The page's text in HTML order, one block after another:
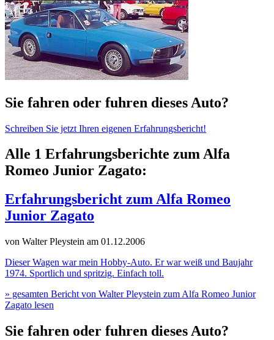
Sie fahren oder fuhren dieses Auto?
Schreiben Sie jetzt Ihren eigenen Erfahrungsbericht!
Alle 1 Erfahrungsberichte zum Alfa
Romeo Junior Zagato:
Erfahrungsbericht zum Alfa Romeo
Junior Zagato
von Walter Pleystein am 01.12.2006
Dieser Wagen war mein Hobby-Auto. Er war weiß und Baujahr
1974. Sportlich und spritzig. Einfach toll.
» gesamten Bericht von Walter Pleystein zum Alfa Romeo Junior
Zagato lesen
Sie fahren oder fuhren dieses Auto?